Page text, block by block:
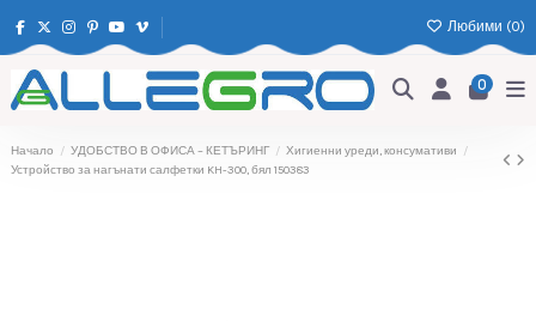
Любими (0)
0
Начало УДОБСТВО В ОФИСА – КЕТЪРИНГ
Хигиенни уреди, консумативи
Устройство за нагънати салфетки KH-300, бял 150383